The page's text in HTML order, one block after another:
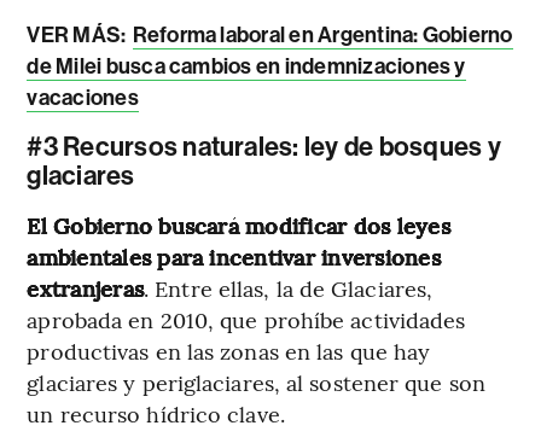
VER MÁS: Reforma laboral en Argentina: Gobierno
de Milei busca cambios en indemnizaciones y
vacaciones
#3 Recursos naturales: ley de bosques y
glaciares
El Gobierno buscará modificar dos leyes
ambientales para incentivar inversiones
extranjeras. Entre ellas, la de Glaciares,
aprobada en 2010, que prohíbe actividades
productivas en las zonas en las que hay
glaciares y periglaciares, al sostener que son
un recurso hídrico clave.